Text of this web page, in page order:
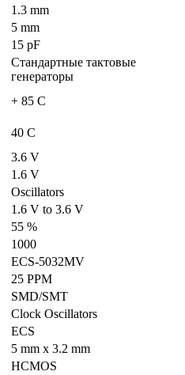
1.3 mm
5 mm
15 pF
Стандартные тактовые
генераторы
+ 85 C
40 C
3.6 V
1.6 V
Oscillators
1.6 V to 3.6 V
55 %
1000
ECS-5032MV
25 PPM
SMD/SMT
Clock Oscillators
ECS
5 mm x 3.2 mm
HCMOS